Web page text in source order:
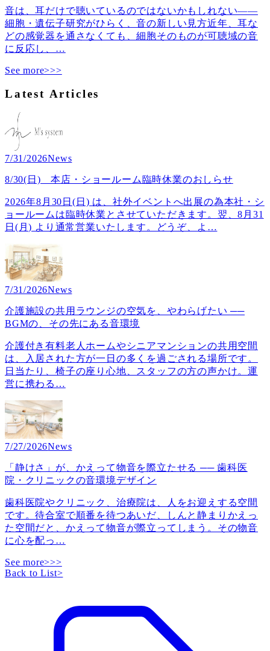
音は、耳だけで聴いているのではないかもしれない――
細胞・遺伝子研究がひらく、音の新しい見方近年、耳な
どの感覚器を通さなくても、細胞そのものが可聴域の音
に反応し、 …
See more>>>
Latest Articles
7/31/2026News
8/30(日) 本店・ショールーム臨時休業のおしらせ
2026年8月30日(日) は、社外イベントへ出展の為本社・シ
ョールームは臨時休業とさせていただきます。翌、8月31
日(月) より通常営業いたします。どうぞ、よ …
7/31/2026News
介護施設の共用ラウンジの空気を、やわらげたい ──
BGMの、その先にある音環境
介護付き有料老人ホームやシニアマンションの共用空間
は、入居された方が一日の多くを過ごされる場所です。
日当たり、椅子の座り心地、スタッフの方の声かけ。運
営に携わる …
7/27/2026News
「静けさ」が、かえって物音を際立たせる ── 歯科医
院・クリニックの音環境デザイン
歯科医院やクリニック、治療院は、人をお迎えする空間
です。待合室で順番を待つあいだ、しんと静まりかえっ
た空間だと、かえって物音が際立ってしまう。その物音
に心を配っ …
See more>>>
Back to List>